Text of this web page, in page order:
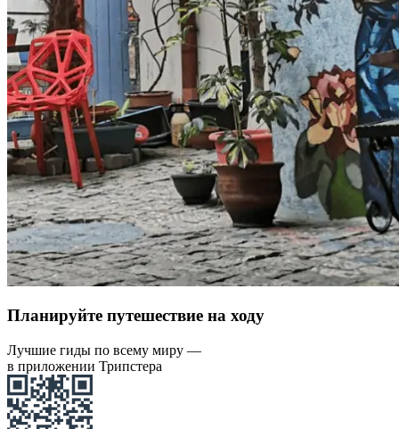
Планируйте путешествие на ходу
Лучшие гиды по всему миру —
в приложении Трипстера